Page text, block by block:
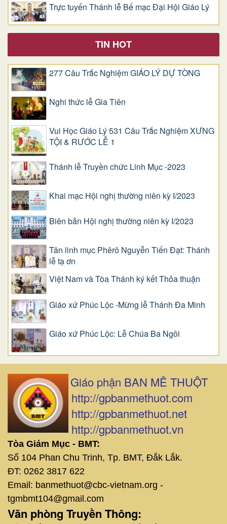
Trực tuyến Thánh lễ Bế mạc Đại Hội Giáo Lý
TIN HOT
277 Câu Trắc Nghiệm GIÁO LÝ DỰ TÒNG
Nghi thức lễ Gia Tiên
Vui Học Giáo Lý 531 Câu Trắc Nghiệm XƯNG
TỘI & RƯỚC LỄ 1
Thánh lễ Truyền chức Linh Mục -2023
Khai mạc Hội nghị thường niên kỳ I/2023
Biên bản Hội nghị thường niên kỳ I/2023
Tân linh mục Phêrô Nguyễn Tiến Đạt: Thánh
lễ tạ ơn
Việt Nam và Tòa Thánh ký kết Thỏa thuận
Giáo xứ Phúc Lộc -Mừng lễ Thánh Đa Minh
Giáo xứ Phúc Lộc: Lễ Chúa Ba Ngôi
Giáo phận BAN MÊ THUỘT
http://gpbanmethuot.com
http://gpbanmethuot.net
http://gpbanmethuot.vn
Tòa Giám Mục - BMT:
Số 104 Phan Chu Trinh, Tp. BMT, Đắk Lắk.
ĐT: 0262 3817 622
Email: banmethuot@cbc-vietnam.org -
tgmbmt104@gmail.com
Văn phòng Truyền Thông: